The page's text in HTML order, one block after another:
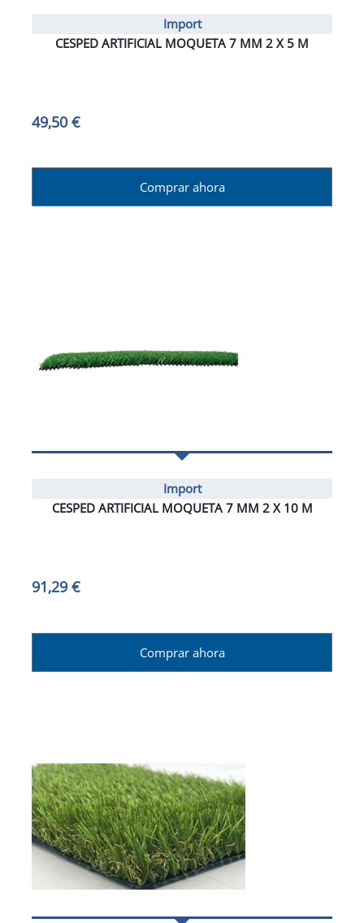
Import
CESPED ARTIFICIAL MOQUETA 7 MM 2 X 5 M
49,50 €
Comprar ahora
Import
CESPED ARTIFICIAL MOQUETA 7 MM 2 X 10 M
91,29 €
Comprar ahora